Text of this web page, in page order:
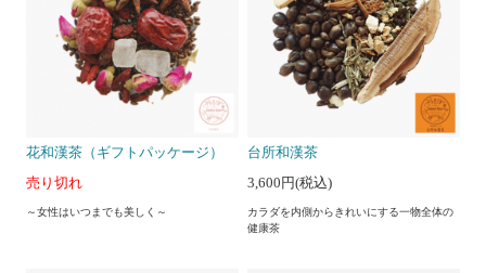
花和漢茶（ギフトパッケージ）
売り切れ
～女性はいつまでも美しく～
台所和漢茶
3,600円(税込)
カラダを内側からきれいにする一物全体の
健康茶